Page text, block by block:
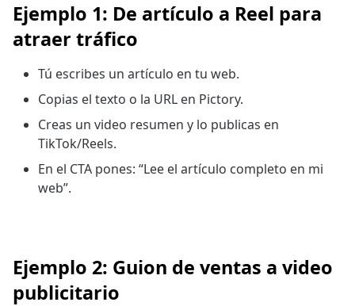
Ejemplo 1: De artículo a Reel para
atraer tráfico
Tú escribes un artículo en tu web.
Copias el texto o la URL en Pictory.
Creas un video resumen y lo publicas en
TikTok/Reels.
En el CTA pones: “Lee el artículo completo en mi
web”.
Ejemplo 2: Guion de ventas a video
publicitario